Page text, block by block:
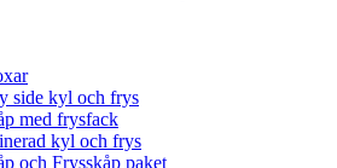
side kyl och frys
med frysfack
kyl och frys
och Frysskåp paket